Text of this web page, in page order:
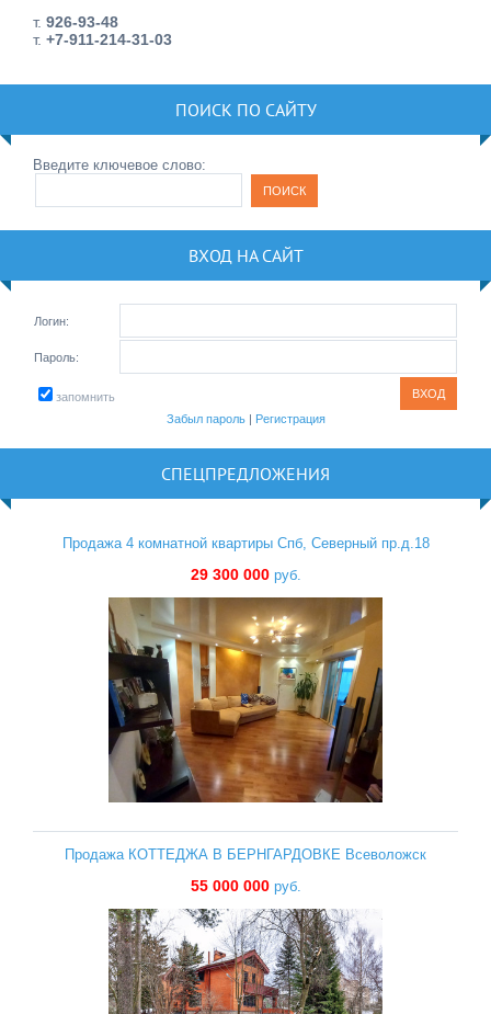
т. 926-93-48
т. +7-911-214-31-03
ПОИСК ПО САЙТУ
Введите ключевое слово:
ВХОД НА САЙТ
Логин:
Пароль:
запомнить
Забыл пароль| Регистрация
СПЕЦПРЕДЛОЖЕНИЯ
Продажа 4 комнатной квартиры Спб, Северный пр.д.18
29 300 000руб.
Продажа КОТТЕДЖА В БЕРНГАРДОВКЕ Всеволожск
55 000 000руб.